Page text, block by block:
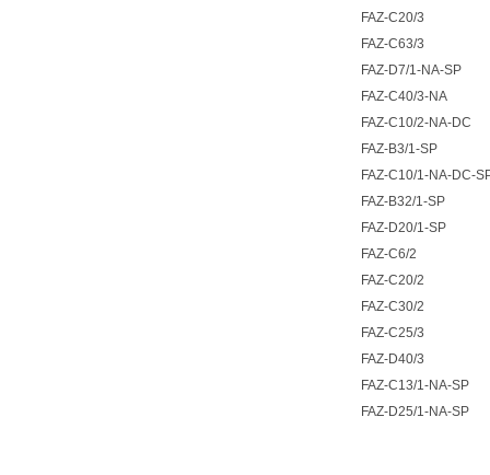
FAZ-C20/3
FAZ-C63/3
FAZ-D7/1-NA-SP
FAZ-C40/3-NA
FAZ-C10/2-NA-DC
FAZ-B3/1-SP
FAZ-C10/1-NA-DC-
FAZ-B32/1-SP
FAZ-D20/1-SP
FAZ-C6/2
FAZ-C20/2
FAZ-C30/2
FAZ-C25/3
FAZ-D40/3
FAZ-C13/1-NA-SP
FAZ-D25/1-NA-SP